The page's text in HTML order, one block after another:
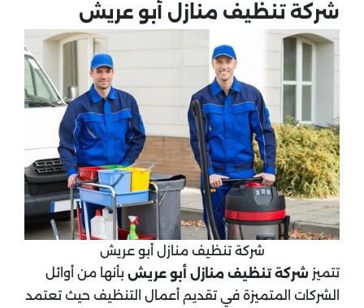
شركة تنظيف منازل أبو عريش
شركة تنظيف منازل أبو عريش
تتميز شركة تنظيف منازل أبو عريش بأنها من أوائل
الشركات المتميزة في تقديم أعمال التنظيف حيث تعتمد